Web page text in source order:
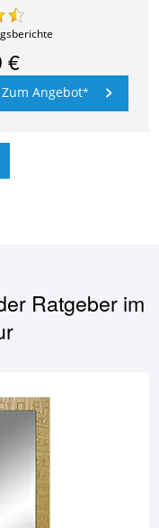
€
Zum Angebot
Ratgeber im